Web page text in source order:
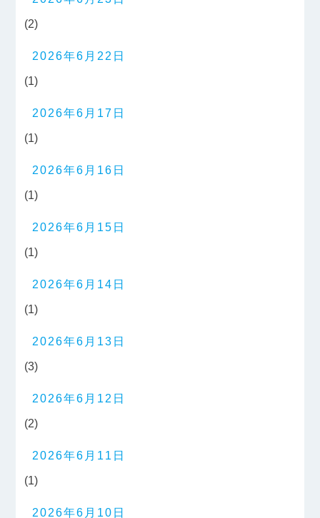
(2)
2026年6月22日
(1)
2026年6月17日
(1)
2026年6月16日
(1)
2026年6月15日
(1)
2026年6月14日
(1)
2026年6月13日
(3)
2026年6月12日
(2)
2026年6月11日
(1)
2026年6月10日